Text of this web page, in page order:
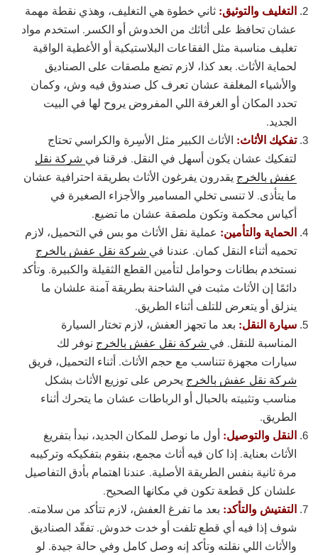
التغليف والتوثيق: ثاني خطوة هي التغليف، وهذي نقطة مهمة
عشان تحافظ على أثاثك من الخدوش أو الكسر. استخدم مواد
تغليف مناسبة مثل الفقاعات البلاستيكية أو الأغطية الواقية
لحماية الأثاث. بعد كذا، لازم تضع ملصقات على الصناديق
والأشياء المغلفة عشان تعرف كل صندوق فيه وش، وكمان
تحدد المكان أو الغرفة اللي المفروض يروح لها في البيت
الجديد.
تفكيك الأثاث: الأثاث الكبير مثل الأسِرة والكراسي تحتاج
لتفكيك عشان يكون أسهل في النقل. فرقنا في شركة نقل
عفش بالخرج يقدرون يفرغون الأثاث بطريقة احترافية عشان
ما يتأذى. لا تنسى تخلي المسامير والأجزاء الصغيرة في
أكياس محكمة وتكون ملصقة عشان ما تضيع.
الحماية والتأمين: عملية نقل الأثاث مو بس في التحميل، لازم
تحميه أثناء النقل كمان. عندنا في شركة نقل عفش بالخرج
نستخدم بطانات وحوامل لتأمين القطع الثقيلة والكبيرة. وتأكد
دائمًا إن الأثاث مثبت في الشاحنة بطريقة آمنة علشان ما
ينزلق أو يتعرض للتلف أثناء الطريق.
سيارة النقل: بعد ما تجهز العفش، لازم تختار السيارة
المناسبة للنقل. في شركة نقل عفش بالخرج نوفر لك
سيارات مجهزة تتناسب مع حجم الأثاث. أثناء التحميل، فريق
شركة نقل عفش بالخرج يحرص على توزيع الأثاث بشكل
مناسب وتثبيته بالحبال أو الرباطات عشان ما يتحرك أثناء
الطريق.
النقل والتوصيل: أول ما نوصل للمكان الجديد، نبدأ بتفريغ
الأثاث بعناية. إذا كان فيه أثاث مجمع، بنقوم بتفكيكه وتركيبه
مرة ثانية بنفس الطريقة الأصلية. عندنا اهتمام بأدق التفاصيل
علشان كل قطعة تكون في مكانها الصحيح.
التفتيش والتأكد: بعد ما تفرغ العفش، لازم تتأكد من سلامته.
شوف إذا فيه أي قطع تلفت أو خدت خدوش. تفقّد الصناديق
والأثاث اللي نقلته وتأكد إنه وصل كامل وفي حالة جيدة. لو